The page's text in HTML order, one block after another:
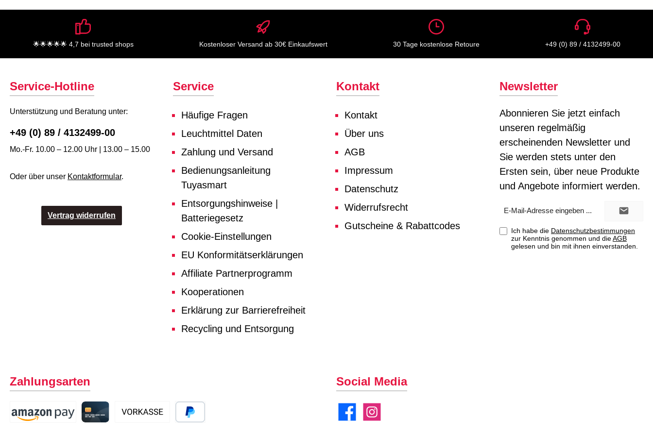
🌟🌟🌟🌟🌟 4,7 bei trusted shops Kostenloser Versand ab 30€ Einkaufswert 30 Tage kostenlose Retoure +49 (0) 89 / 4132499-00
Service-Hotline
Unterstützung und Beratung unter:
+49 (0) 89 / 4132499-00
Mo.-Fr. 10.00 – 12.00 Uhr | 13.00 – 15.00
Oder über unser Kontaktformular.
Vertrag widerrufen
Service
Häufige Fragen
Leuchtmittel Daten
Zahlung und Versand
Bedienungsanleitung
Tuyasmart
Entsorgungshinweise |
Batteriegesetz
Cookie-Einstellungen
EU Konformitätserklärungen
Affiliate Partnerprogramm
Kooperationen
Erklärung zur Barrierefreiheit
Recycling und Entsorgung
Kontakt
Kontakt
Über uns
AGB
Impressum
Datenschutz
Widerrufsrecht
Gutscheine & Rabattcodes
Newsletter
Abonnieren Sie jetzt einfach
unseren regelmäßig
erscheinenden Newsletter und
Sie werden stets unter den
Ersten sein, über neue Produkte
und Angebote informiert werden.
Mail-
Ich habe die Datenschutzbestimmungen
zur Kenntnis genommen und dieAGB
gelesen und bin mit ihnen einverstanden.
Zahlungsarten Social Media
FacebookInstagram